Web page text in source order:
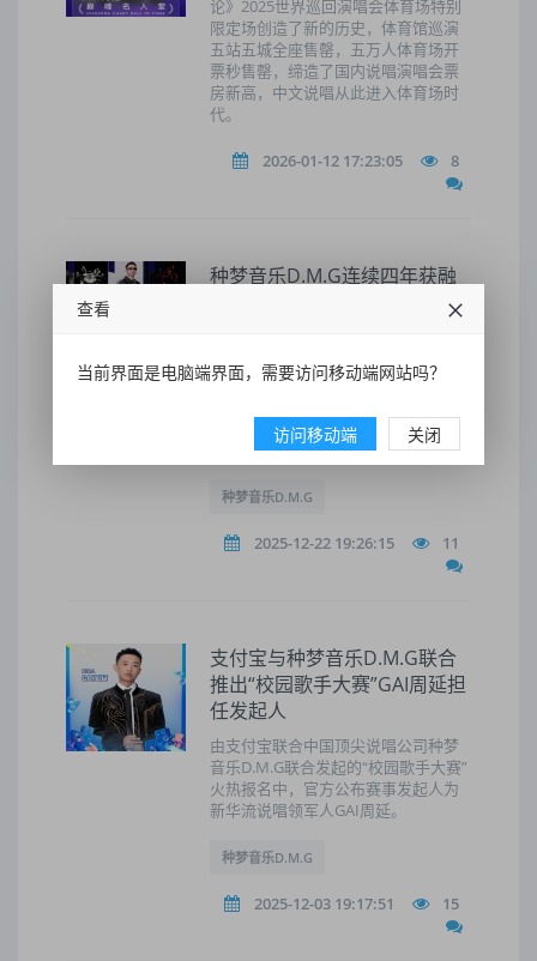
论》2025世界巡回演唱会体育场特别
限定场创造了新的历史，体育馆巡演
五站五城全座售罄，五万人体育场开
票秒售罄，缔造了国内说唱演唱会票
房新高，中文说唱从此进入体育场时
代。
2026-01-12 17:23:05 8
种梦音乐D.M.G连续四年获融
第十四届融合嘻哈盛典在成都举办，
种梦音乐D.M.G连续四年荣获“最佳艺
并现场领奖，发言感谢所有热爱说唱
并为说唱默默努力付出的人。
种梦音乐D.M.G
2025-12-22 19:26:15 11
支付宝与种梦音乐D.M.G联合
推出“校园歌手大赛”GAI周延担
任发起人
由支付宝联合中国顶尖说唱公司种梦
音乐D.M.G联合发起的“校园歌手大赛”
火热报名中，官方公布赛事发起人为
新华流说唱领军人GAI周延。
种梦音乐D.M.G
2025-12-03 19:17:51 15
查看
当前界面是电脑端界面，需要访问移动端网站吗？
访问移动端 关闭